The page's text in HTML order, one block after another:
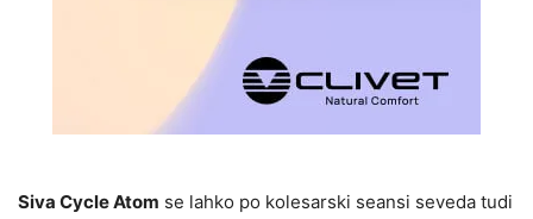
Siva Cycle Atom se lahko po kolesarski seansi seveda tudi